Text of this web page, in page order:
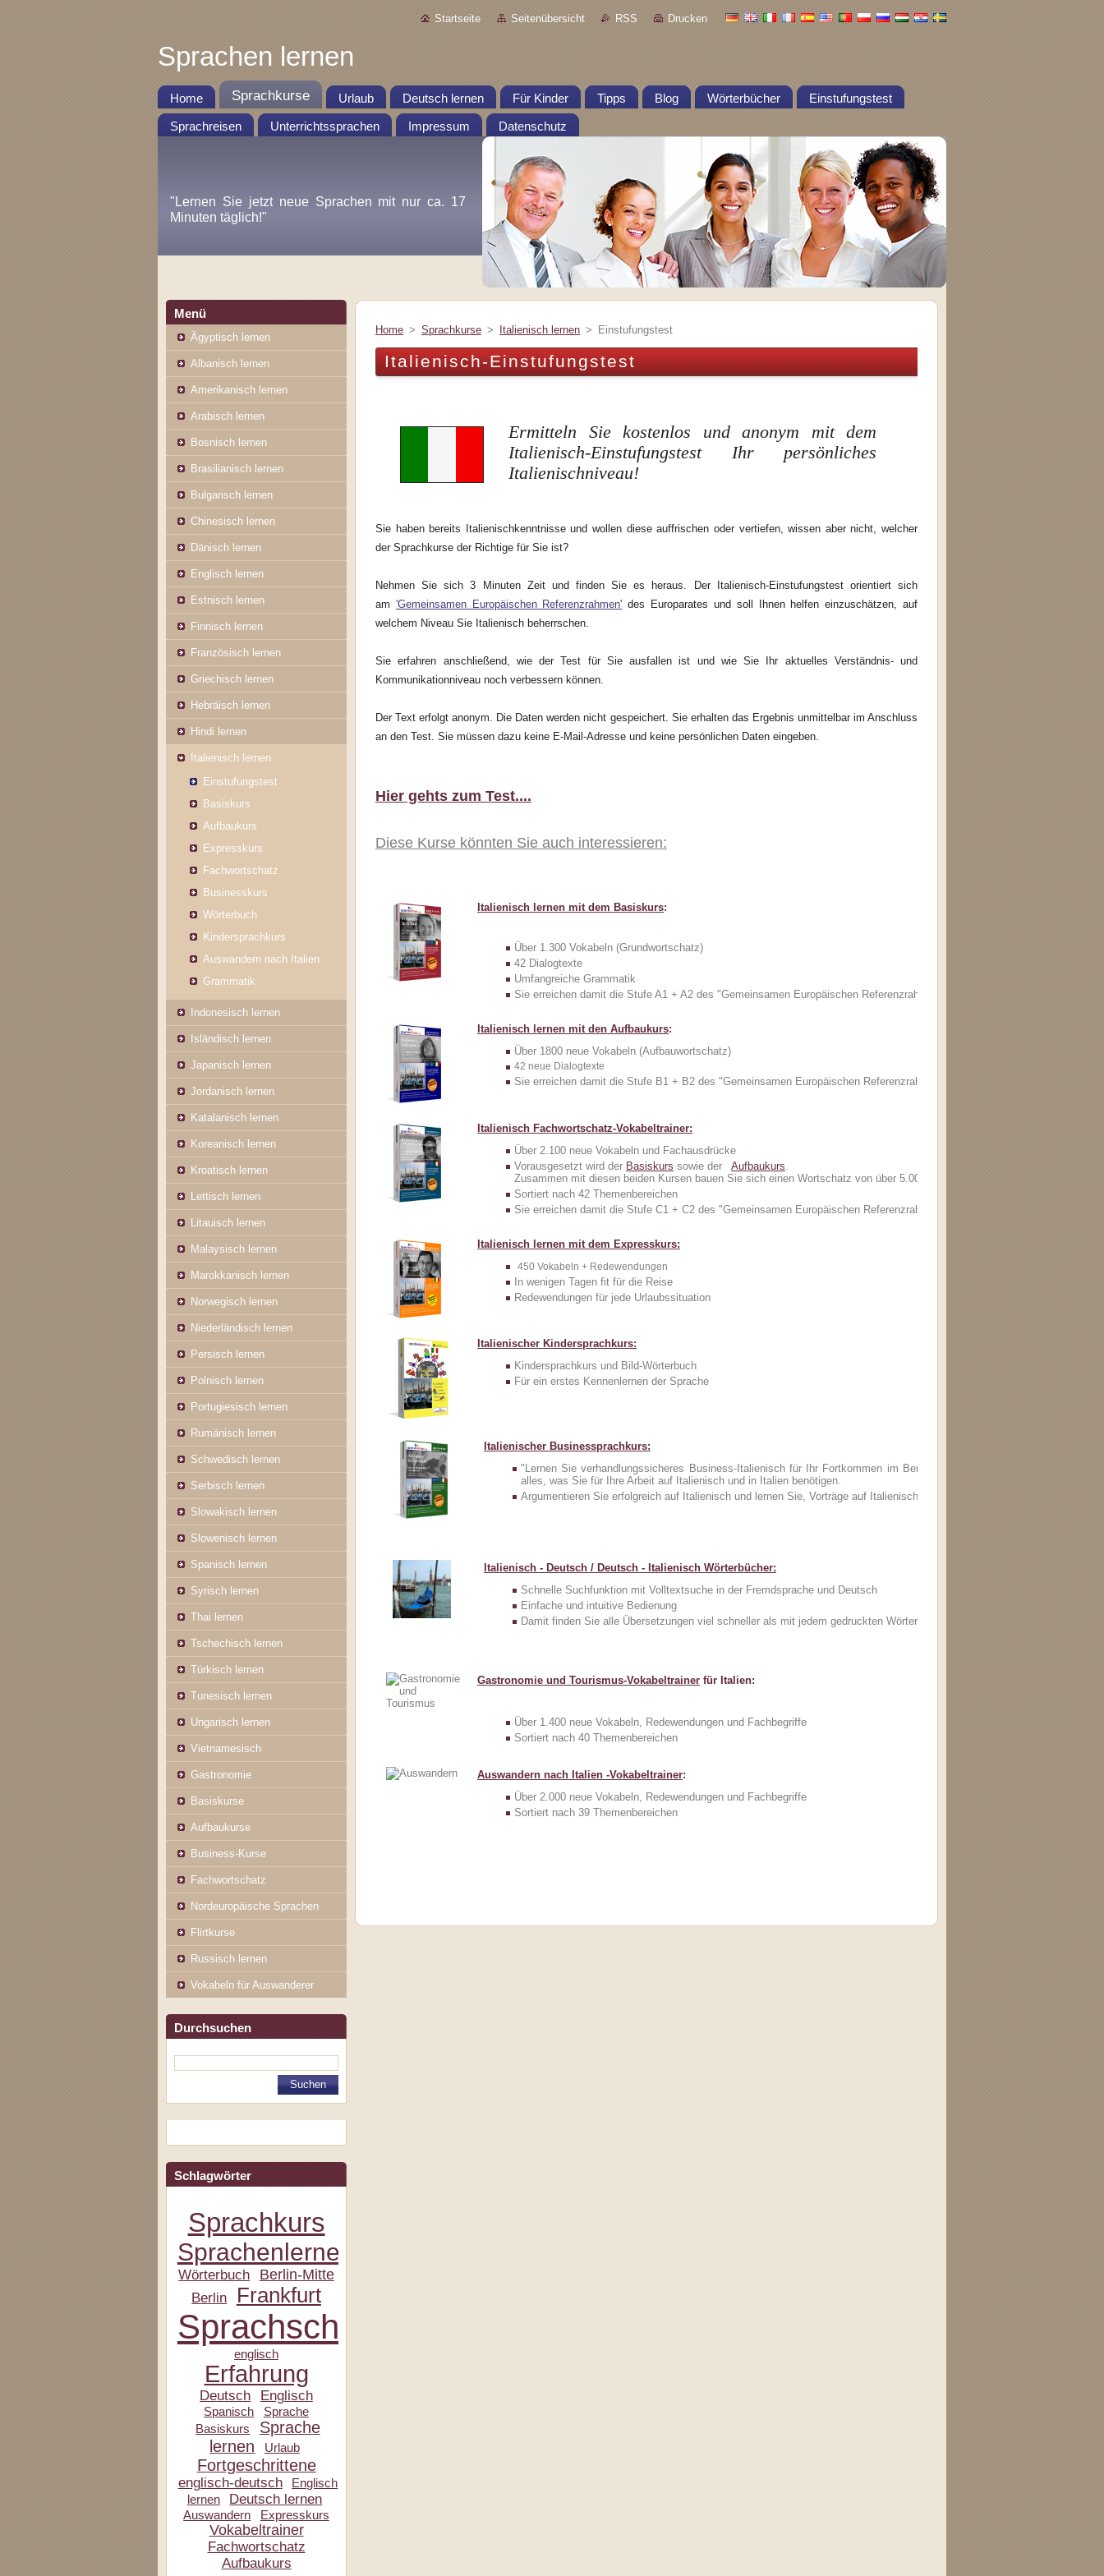
Startseite Seitenübersicht RSS Drucken
Sprachen lernen
Home Sprachkurse Urlaub Deutsch lernen Für Kinder Tipps Blog Wörterbücher Einstufungstest
Sprachreisen Unterrichtssprachen Impressum Datenschutz
"Lernen Sie jetzt neue Sprachen mit nur ca. 17
Minuten täglich!"
Menü
Ägyptisch lernen
Albanisch lernen
Amerikanisch lernen
Arabisch lernen
Bosnisch lernen
Brasilianisch lernen
Bulgarisch lernen
Chinesisch lernen
Dänisch lernen
Englisch lernen
Estnisch lernen
Finnisch lernen
Französisch lernen
Griechisch lernen
Hebräisch lernen
Hindi lernen
Italienisch lernen
Einstufungstest
Basiskurs
Aufbaukurs
Expresskurs
Fachwortschatz
Businesskurs
Wörterbuch
Kindersprachkurs
Auswandern nach Italien
Grammatik
Indonesisch lernen
Isländisch lernen
Japanisch lernen
Jordanisch lernen
Katalanisch lernen
Koreanisch lernen
Kroatisch lernen
Lettisch lernen
Litauisch lernen
Malaysisch lernen
Marokkanisch lernen
Norwegisch lernen
Niederländisch lernen
Persisch lernen
Polnisch lernen
Portugiesisch lernen
Rumänisch lernen
Schwedisch lernen
Serbisch lernen
Slowakisch lernen
Slowenisch lernen
Spanisch lernen
Syrisch lernen
Thai lernen
Tschechisch lernen
Türkisch lernen
Tunesisch lernen
Ungarisch lernen
Vietnamesisch
Gastronomie
Basiskurse
Aufbaukurse
Business-Kurse
Fachwortschatz
Nordeuropäische Sprachen
Flirtkurse
Russisch lernen
Vokabeln für Auswanderer
Durchsuchen
Schlagwörter
Sprachkurs
Sprachenlernen24
Wörterbuch Berlin-Mitte
Berlin Frankfurt
Sprachschule
englisch
Erfahrung
Deutsch Englisch
Spanisch
Sprache
Basiskurs
Sprache
lernen
Urlaub
Fortgeschrittene
englisch-deutsch
Englisch
lernen
Deutsch lernen
Auswandern Expresskurs
Vokabeltrainer
Fachwortschatz
Aufbaukurs
Home > Sprachkurse > Italienisch lernen > Einstufungstest
Italienisch-Einstufungstest
Ermitteln Sie kostenlos und anonym mit dem
Italienisch-Einstufungstest Ihr persönliches
Italienischniveau!
Sie haben bereits Italienischkenntnisse und wollen diese auffrischen oder vertiefen, wissen aber nicht, welcher
der Sprachkurse der Richtige für Sie ist?
Nehmen Sie sich 3 Minuten Zeit und finden Sie es heraus. Der Italienisch-Einstufungstest orientiert sich
am 'Gemeinsamen Europäischen Referenzrahmen' des Europarates und soll Ihnen helfen einzuschätzen, auf
welchem Niveau Sie Italienisch beherrschen.
Sie erfahren anschließend, wie der Test für Sie ausfallen ist und wie Sie Ihr aktuelles Verständnis- und
Kommunikationniveau noch verbessern können.
Der Text erfolgt anonym. Die Daten werden nicht gespeichert. Sie erhalten das Ergebnis unmittelbar im Anschluss
an den Test. Sie müssen dazu keine E-Mail-Adresse und keine persönlichen Daten eingeben.
Hier gehts zum Test....
Diese Kurse könnten Sie auch interessieren:
Italienisch lernen mit dem Basiskurs:
Über 1.300 Vokabeln (Grundwortschatz)
42 Dialogtexte
Umfangreiche Grammatik
Sie erreichen damit die Stufe A1 + A2 des "Gemeinsamen Europäischen Referenzrahmens"
Italienisch lernen mit den Aufbaukurs:
Über 1800 neue Vokabeln (Aufbauwortschatz)
42 neue Dialogtexte
Sie erreichen damit die Stufe B1 + B2 des "Gemeinsamen Europäischen Referenzrahmens"
Italienisch Fachwortschatz-Vokabeltrainer:
Über 2.100 neue Vokabeln und Fachausdrücke
Vorausgesetzt wird der Basiskurs sowie der Aufbaukurs
Zusammen mit diesen beiden Kursen bauen Sie sich einen Wortschatz von über 5.000 Wörtern auf!
Sortiert nach 42 Themenbereichen
Sie erreichen damit die Stufe C1 + C2 des "Gemeinsamen Europäischen Referenzrahmens"
Italienisch lernen mit dem Expresskurs:
450 Vokabeln + Redewendungen
In wenigen Tagen fit für die Reise
Redewendungen für jede Urlaubssituation
Italienischer Kindersprachkurs:
Kindersprachkurs und Bild-Wörterbuch
Für ein erstes Kennenlernen der Sprache
Italienischer Businessprachkurs:
"Lernen Sie verhandlungssicheres Business-Italienisch für Ihr Fortkommen im Beruf!" Mit dem Italienisch-Businesskurs
alles, was Sie für Ihre Arbeit auf Italienisch und in Italien benötigen.
Argumentieren Sie erfolgreich auf Italienisch und lernen Sie, Vorträge auf Italienisch zu halten.
Italienisch - Deutsch / Deutsch - Italienisch Wörterbücher:
Schnelle Suchfunktion mit Volltextsuche in der Fremdsprache und Deutsch
Einfache und intuitive Bedienung
Damit finden Sie alle Übersetzungen viel schneller als mit jedem gedruckten Wörterbuch!
Gastronomie und Tourismus-Vokabeltrainer für Italien:
Über 1.400 neue Vokabeln, Redewendungen und Fachbegriffe
Sortiert nach 40 Themenbereichen
Auswandern nach Italien -Vokabeltrainer:
Über 2.000 neue Vokabeln, Redewendungen und Fachbegriffe
Sortiert nach 39 Themenbereichen